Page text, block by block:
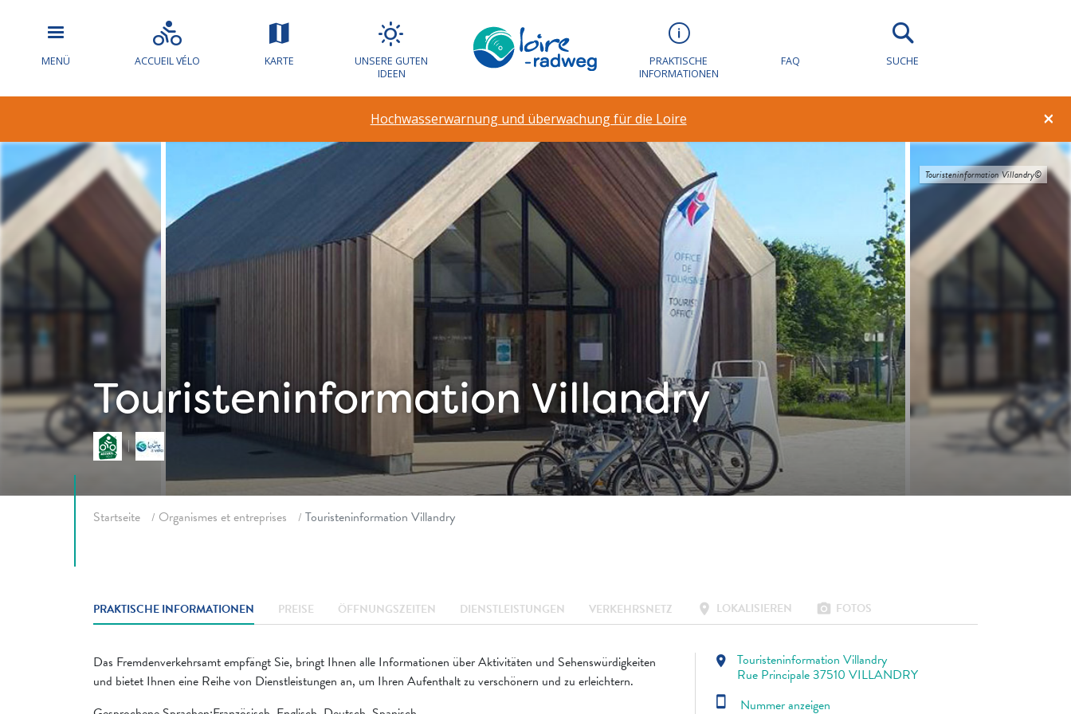
MENÜ ACCUEIL VÉLO KARTE
UNSERE GUTEN
IDEEN
PRAKTISCHE
INFORMATIONEN
FAQ SUCHE
×
Hochwasserwarnung und überwachung für die Loire
Touristeninformation Villandry
Touristeninformation Villandry©
Startseite Organismes et entreprises Touristeninformation Villandry
PRAKTISCHE INFORMATIONEN PREISE ÖFFNUNGSZEITEN DIENSTLEISTUNGEN VERKEHRSNETZ location_on LOKALISIEREN photo_camera FOTOS
Das Fremdenverkehrsamt empfängt Sie, bringt Ihnen alle Informationen über Aktivitäten und Sehenswürdigkeiten
und bietet Ihnen eine Reihe von Dienstleistungen an, um Ihren Aufenthalt zu verschönern und zu erleichtern.
location_on Touristeninformation Villandry
Rue Principale 37510 VILLANDRY
smartphone Nummer anzeigen